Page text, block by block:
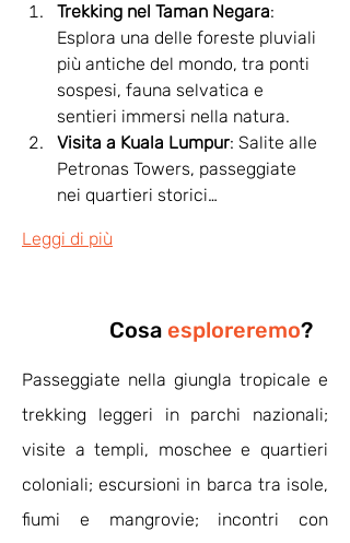
Trekking nel Taman Negara:
Esplora una delle foreste pluviali
più antiche del mondo, tra ponti
sospesi, fauna selvatica e
sentieri immersi nella natura.
Visita a Kuala Lumpur: Salite alle
Petronas Towers, passeggiate
nei quartieri storici…
Leggi di più
Cosa esploreremo?
Passeggiate nella giungla tropicale e
trekking leggeri in parchi nazionali;
visite a templi, moschee e quartieri
coloniali; escursioni in barca tra isole,
fiumi e mangrovie; incontri con